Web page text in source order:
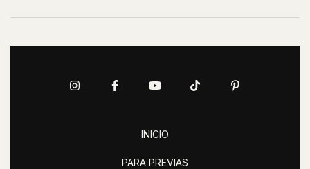
INICIO
PARA PREVIAS